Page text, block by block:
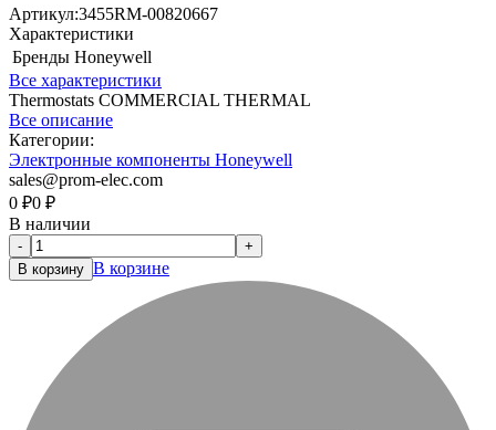
Артикул:3455RM-00820667
Характеристики
Бренды Honeywell
Все характеристики
Thermostats COMMERCIAL THERMAL
Все описание
Категории:
Электронные компоненты Honeywell
sales@prom-elec.com
0 ₽0 ₽
В наличии
-
+
В корзину В корзине